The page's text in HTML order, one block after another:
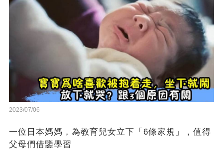
2023/07/06
一位日本媽媽，為教育兒女立下「6條家規」，值得
父母們借鑒學習